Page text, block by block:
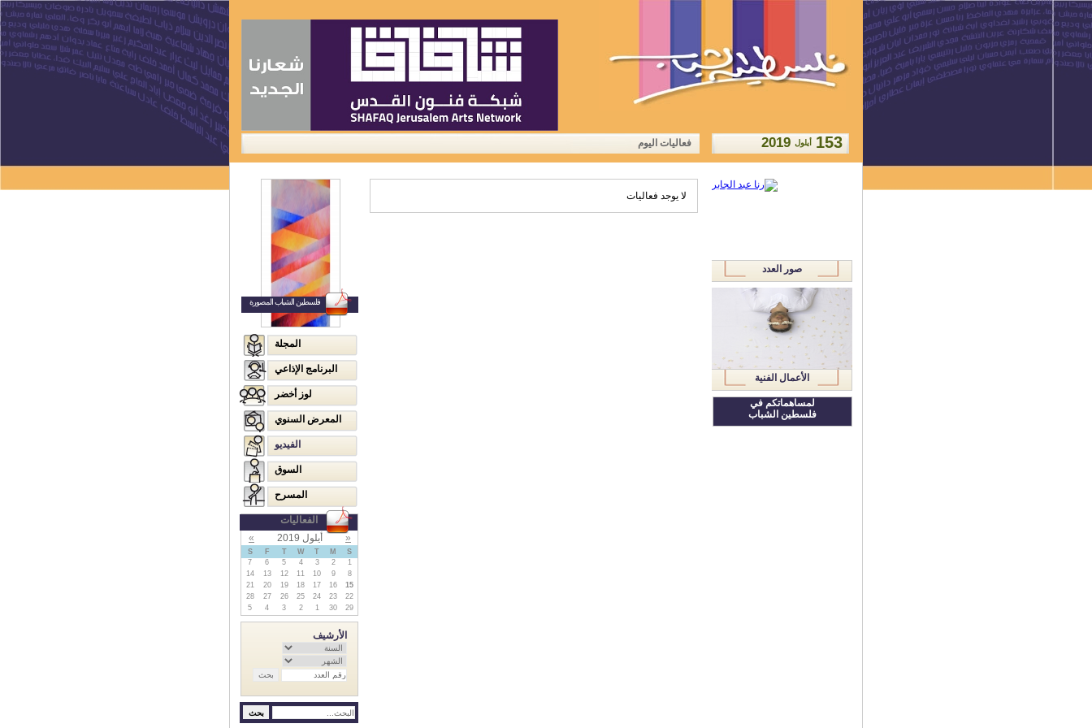
من نحن آخر أخبارنا أعلن معنا
فعاليات اليوم 153 أيلول 2019
فلسطين الشباب المصورة
المجلة
البرنامج الإذاعي
لوز أخضر
المعرض السنوي
الفيديو
السوق
المسرح
الفعاليات
«
أيلول 2019 »
S
M
T
W
T
F
S
1
2
3
4
5
6
7
8
9
10
11
12
13
14
15
16
17
18
19
20
21
22
23
24
25
26
27
28
29
30
1
2
3
4
5
الأرشيف
لا يوجد فعاليات
صور العدد
الأعمال الفنية
لمساهماتكم في
فلسطين الشباب